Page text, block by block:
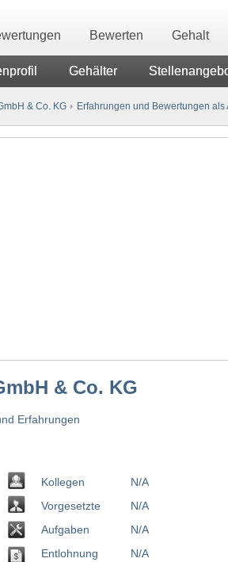
Bewerten Gehalt
Gehälter
& Co. KG Erfahrungen und Bewertungen als
& Co. KG
Erfahrungen
Kollegen
Vorgesetzte
Aufgaben
Entlohnung
N/A
N/A
N/A
N/A